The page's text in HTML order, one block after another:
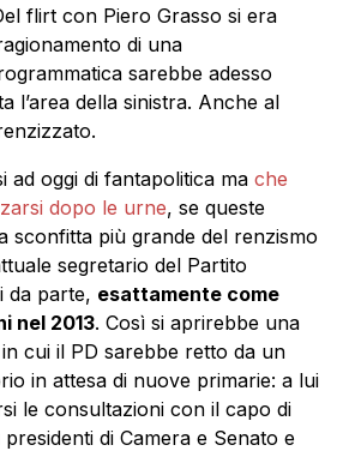
flirt con Piero Grasso si era
di una
sarebbe adesso
l’area della sinistra. Anche al
ad oggi di fantapolitica ma che
dopo le urne, se queste
sconfitta più grande del renzismo
segretario del Partito
da parte, esattamente come
nel 2013. Così si aprirebbe una
cui il PD sarebbe retto da un
in attesa di nuove primarie: a lui
le consultazioni con il capo di
presidenti di Camera e Senato e